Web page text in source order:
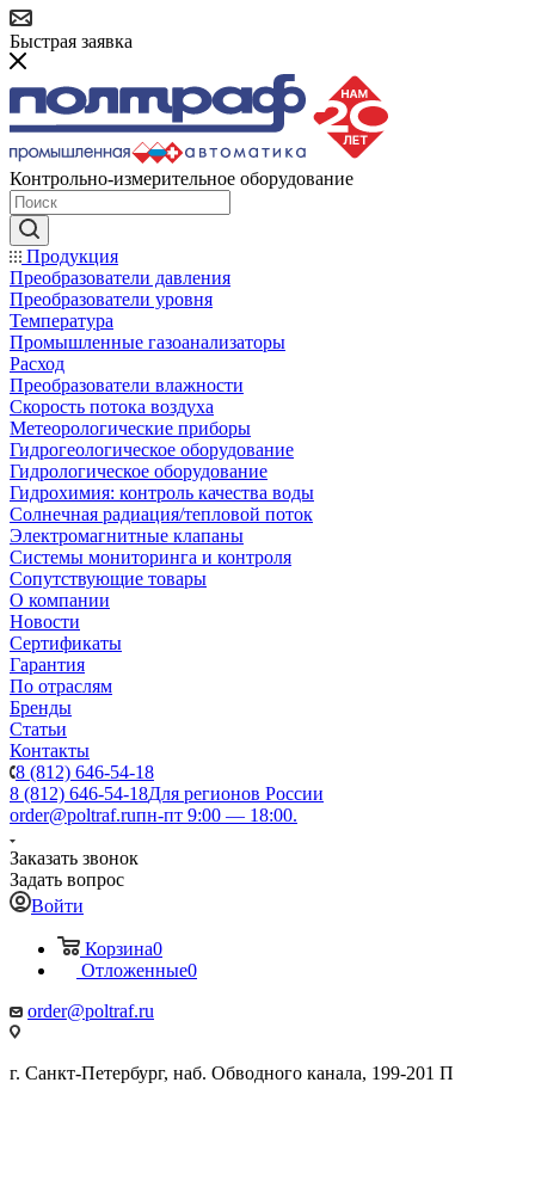
Быстрая заявка
Контрольно-измерительное оборудование
Продукция
Преобразователи давления
Преобразователи уровня
Температура
Промышленные газоанализаторы
Расход
Преобразователи влажности
Скорость потока воздуха
Метеорологические приборы
Гидрогеологическое оборудование
Гидрологическое оборудование
Гидрохимия: контроль качества воды
Солнечная радиация/тепловой поток
Электромагнитные клапаны
Системы мониторинга и контроля
Сопутствующие товары
О компании
Новости
Сертификаты
Гарантия
По отраслям
Бренды
Статьи
Контакты
8 (812) 646-54-18
8 (812) 646-54-18Для регионов России
order@poltraf.ruпн-пт 9:00 — 18:00.
Заказать звонок
Задать вопрос
Войти
Корзина0
Отложенные0
order@poltraf.ru
г. Санкт-Петербург, наб. Обводного канала, 199-201 П